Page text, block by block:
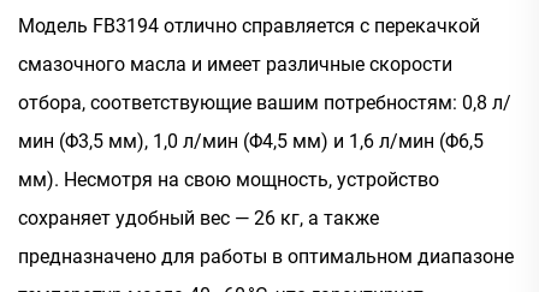
Модель FB3194 отлично справляется с перекачкой
смазочного масла и имеет различные скорости
отбора, соответствующие вашим потребностям: 0,8 л/
мин (Φ3,5 мм), 1,0 л/мин (Φ4,5 мм) и 1,6 л/мин (Φ6,5
мм). Несмотря на свою мощность, устройство
сохраняет удобный вес — 26 кг, а также
предназначено для работы в оптимальном диапазоне